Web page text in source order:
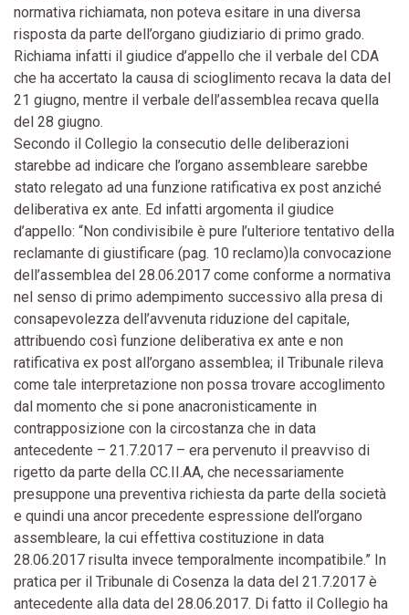
normativa richiamata, non poteva esitare in una diversa
risposta da parte dell’organo giudiziario di primo grado.
Richiama infatti il giudice d’appello che il verbale del CDA
che ha accertato la causa di scioglimento recava la data del
21 giugno, mentre il verbale dell’assemblea recava quella
del 28 giugno.
Secondo il Collegio la consecutio delle deliberazioni
starebbe ad indicare che l’organo assembleare sarebbe
stato relegato ad una funzione ratificativa ex post anziché
deliberativa ex ante. Ed infatti argomenta il giudice
d’appello: “Non condivisibile è pure l’ulteriore tentativo della
reclamante di giustificare (pag. 10 reclamo)la convocazione
dell’assemblea del 28.06.2017 come conforme a normativa
nel senso di primo adempimento successivo alla presa di
consapevolezza dell’avvenuta riduzione del capitale,
attribuendo così funzione deliberativa ex ante e non
ratificativa ex post all’organo assemblea; il Tribunale rileva
come tale interpretazione non possa trovare accoglimento
dal momento che si pone anacronisticamente in
contrapposizione con la circostanza che in data
antecedente – 21.7.2017 – era pervenuto il preavviso di
rigetto da parte della CC.II.AA, che necessariamente
presuppone una preventiva richiesta da parte della società
e quindi una ancor precedente espressione dell’organo
assembleare, la cui effettiva costituzione in data
28.06.2017 risulta invece temporalmente incompatibile.” In
pratica per il Tribunale di Cosenza la data del 21.7.2017 è
antecedente alla data del 28.06.2017. Di fatto il Collegio ha